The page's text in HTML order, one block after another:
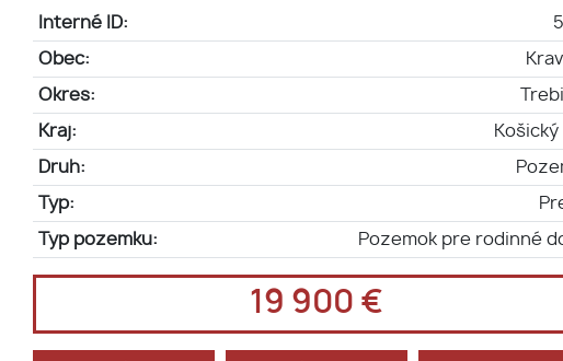
Interné ID:
Obec:
Okres:
Kraj: Košický
Druh:
Typ:
Typ pozemku: Pozemok pre rodinné
19 900 €